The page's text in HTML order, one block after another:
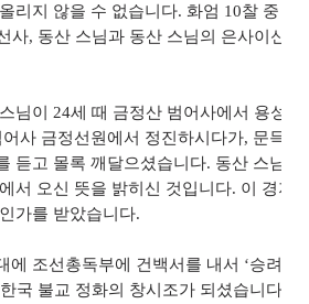
리지 않을 수 없습니다. 화엄 10찰 중 한
사, 동산 스님과 동산 스님의 은사이신
님이 24세 때 금정산 범어사에서 용성
사 금정선원에서 정진하시다가, 문득
듣고 몰록 깨달으셨습니다. 동산 스님
서 오신 뜻을 밝히신 것입니다. 이 경지
가를 받았습니다.
에 조선총독부에 건백서를 내서 ‘승려는
국 불교 정화의 창시조가 되셨습니다.